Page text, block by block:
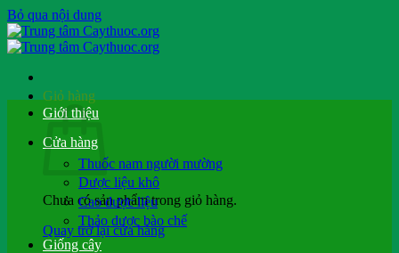
Bỏ qua nội dung
Giỏ hàng
Chưa có sản phẩm trong giỏ hàng.
Quay trở lại cửa hàng
Giới thiệu
Cửa hàng
Thuốc nam người mường
Dược liệu khô
Cao dược liệu
Thảo dược bào chế
Giống cây